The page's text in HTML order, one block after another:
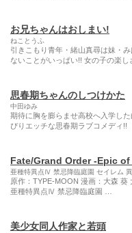
お兄ちゃんはおしまい!
ねことうふ
引きこもり青年・緒山真尋は妹・
ないことがいっぱい!! 女の子の楽
思春期ちゃんのしつけかた
中田ゆみ
期待に胸を膨らませ高校へ入学し
ぴりエッチな思春期ラブコメディ!!
Fate/Grand Order -Epic
亜種特異点Ⅳ 禁忌降臨庭園 セイレム
原作：TYPE-MOON 漫画：大森
亜種特異点Ⅳ 禁忌降臨庭園 …
美少女同人作家と若頭